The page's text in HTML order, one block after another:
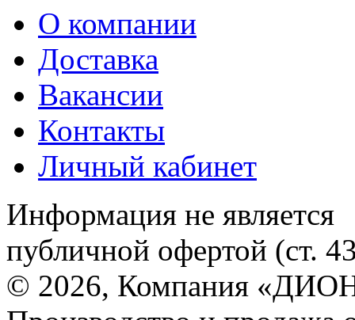
О компании
Доставка
Вакансии
Контакты
Личный кабинет
Информация не является
публичной офертой (ст.
© 2026, Компания